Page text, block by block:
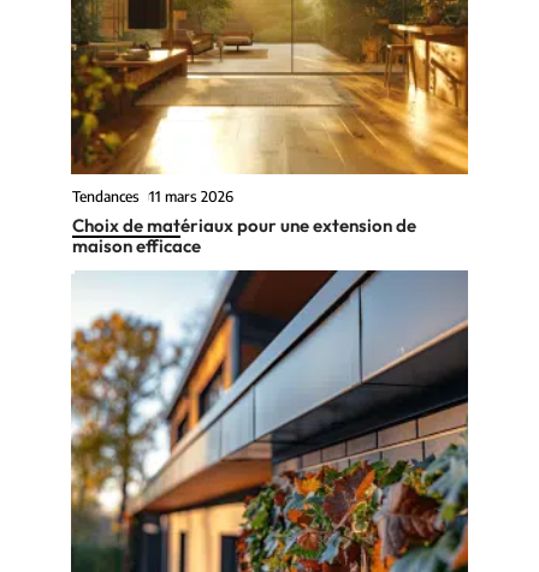
Tendances 11 mars 2026
Choix de matériaux pour une extension de
maison efficace